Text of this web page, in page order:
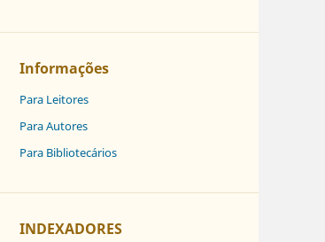
Informações
Para Leitores
Para Autores
Para Bibliotecários
INDEXADORES